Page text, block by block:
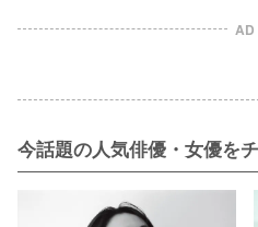
AD
今話題の人気俳優・女優を